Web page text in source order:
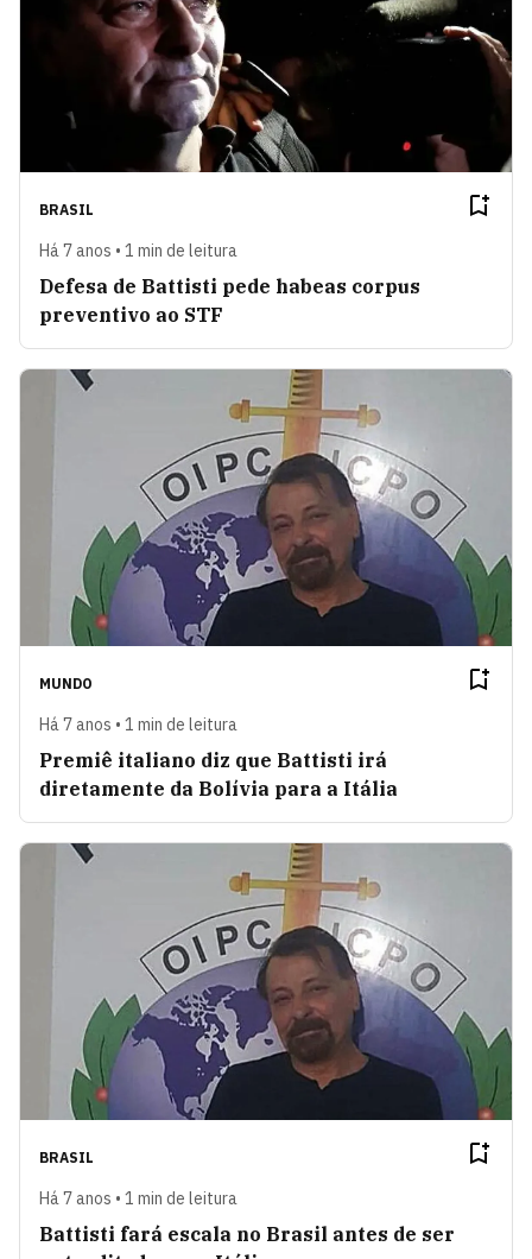
BRASIL
Há 7 anos • 1 min de leitura
Defesa de Battisti pede habeas corpus
preventivo ao STF
MUNDO
Há 7 anos • 1 min de leitura
Premiê italiano diz que Battisti irá
diretamente da Bolívia para a Itália
BRASIL
Há 7 anos • 1 min de leitura
Battisti fará escala no Brasil antes de ser